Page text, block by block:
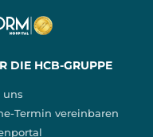
DIE HCB-GRUPPE
uns
Termin vereinbaren